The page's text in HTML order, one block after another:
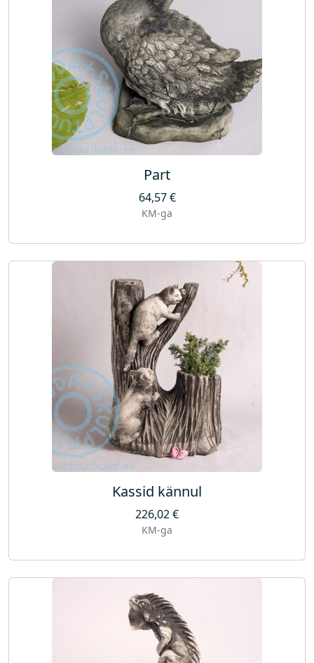
Part
64,57€
KM-ga
Kassid kännul
226,02€
KM-ga